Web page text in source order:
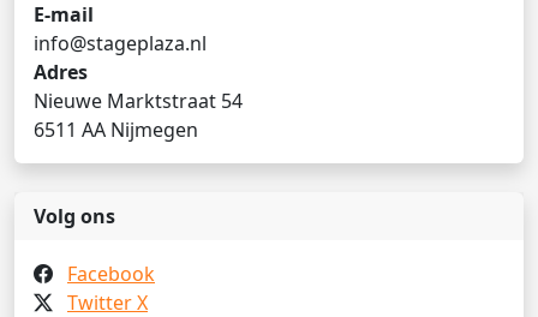
E-mail
info@stageplaza.nl
Adres
Nieuwe Marktstraat 54
6511 AA Nijmegen
Volg ons
Facebook
Twitter X